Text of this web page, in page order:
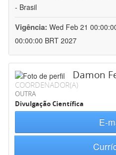
- Brasil
Vigência: Wed Feb 21
00:00:00 BRT 2027
Damon
COORDENADOR(A)
OUTRA
Divulgação Científica
E-